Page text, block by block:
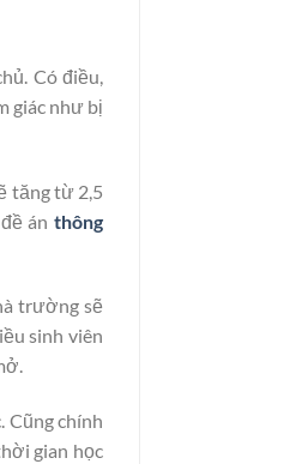
Có điều,
giác như bị
tăng từ 2,5
ánthông
trường sẽ
sinh viên
Cũng chính
gian học